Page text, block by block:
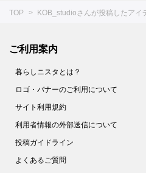
TOP KOB_studioさんが投稿したアイ
ご利用案内
暮らしニスタとは？
ロゴ・バナーのご利用について
サイト利用規約
利用者情報の外部送信について
投稿ガイドライン
よくあるご質問